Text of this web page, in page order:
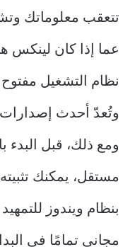
تتعقب معلوماتك
عما إذا كان لينكس
نظام التشغيل
وتُعدّ أحدث إصدارات
ومع ذلك، قبل
مستقل، يمكنك
بنظام ويندوز
مجاني تمامًا في